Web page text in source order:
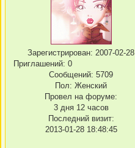
Зарегистрирован: 2007-02-28
Приглашений: 0
Сообщений: 5709
Пол: Женский
Провел на форуме:
3 дня 12 часов
Последний визит:
2013-01-28 18:48:45